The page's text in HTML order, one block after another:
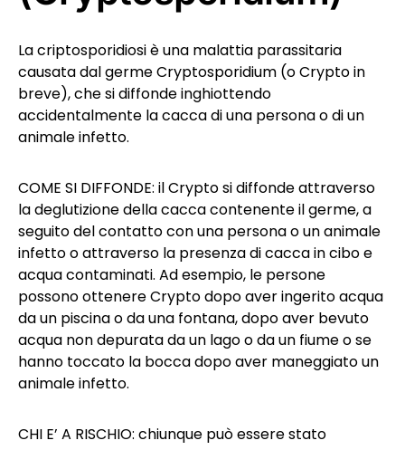
La criptosporidiosi è una malattia parassitaria
causata dal germe Cryptosporidium (o Crypto in
breve), che si diffonde inghiottendo
accidentalmente la cacca di una persona o di un
animale infetto.
COME SI DIFFONDE: il Crypto si diffonde attraverso
la deglutizione della cacca contenente il germe, a
seguito del contatto con una persona o un animale
infetto o attraverso la presenza di cacca in cibo e
acqua contaminati. Ad esempio, le persone
possono ottenere Crypto dopo aver ingerito acqua
da un piscina o da una fontana, dopo aver bevuto
acqua non depurata da un lago o da un fiume o se
hanno toccato la bocca dopo aver maneggiato un
animale infetto.
CHI E’ A RISCHIO: chiunque può essere stato